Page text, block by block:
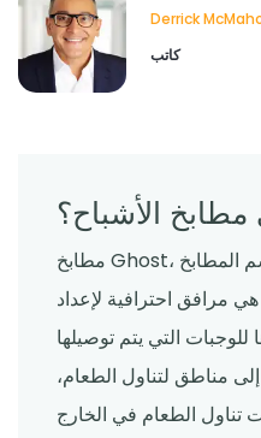
Derrick
كاتب
الأشباح؟
مطابخ Ghost، المعروفة أيضًا باسم المطابخ
هي مرافق احترافية لإعداد
التي يتم توصيلها
مناطق لتناول الطعام،
الطعام في الخارج